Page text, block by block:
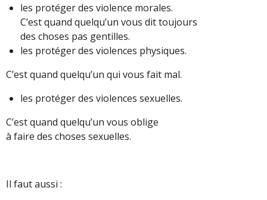
les protéger des violence morales.
C’est quand quelqu’un vous dit toujours
des choses pas gentilles.
les protéger des violences physiques.
C’est quand quelqu’un qui vous fait mal.
les protéger des violences sexuelles.
C’est quand quelqu’un vous oblige
à faire des choses sexuelles.
Il faut aussi :